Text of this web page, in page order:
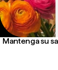
Mantenga su